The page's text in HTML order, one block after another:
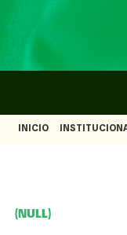
INICIO
(NULL)